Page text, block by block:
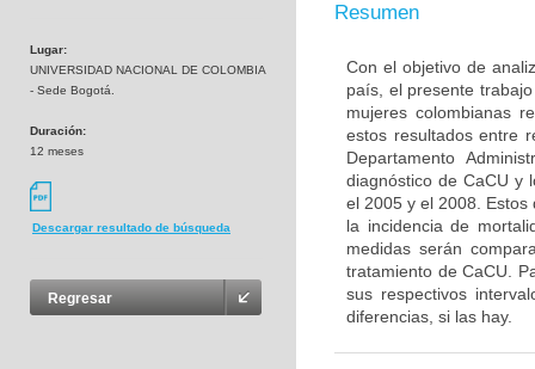
Lugar:
UNIVERSIDAD NACIONAL DE COLOMBIA
- Sede Bogotá.
Duración:
12 meses
Descargar resultado de búsqueda
Regresar
Resumen
Con el objetivo de
país, el presente
mujeres colombianas
estos resultados entre
Departamento
diagnóstico de CaCU y
el 2005 y el 2008.
la incidencia de
medidas serán
tratamiento de CaCU.
sus respectivos
diferencias, si las hay.